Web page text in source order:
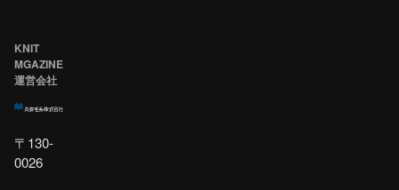
KNIT
MGAZINE
運営会社
〒130-
0026